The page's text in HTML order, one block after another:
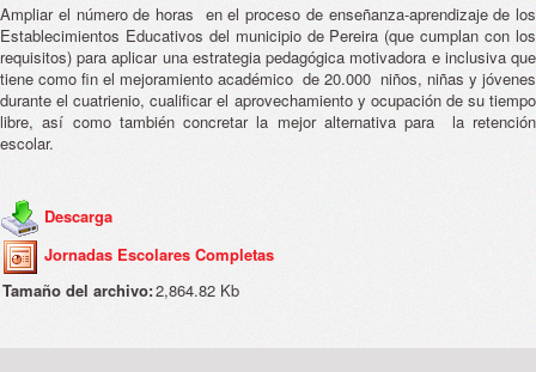
Ampliar el número de horas en el proceso de enseñanza-aprendizaje de los
Establecimientos Educativos del municipio de Pereira (que cumplan con los
requisitos) para aplicar una estrategia pedagógica motivadora e inclusiva que
tiene como fin el mejoramiento académico de 20.000 niños, niñas y jóvenes
durante el cuatrienio, cualificar el aprovechamiento y ocupación de su tiempo
libre, así como también concretar la mejor alternativa para la retención
escolar.
Descarga
Jornadas Escolares Completas
Tamaño del archivo:2,864.82 Kb